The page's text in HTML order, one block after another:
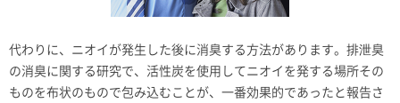
代わりに、ニオイが発生した後に消臭する方法があります。排泄臭
の消臭に関する研究で、活性炭を使用してニオイを発する場所その
ものを布状のもので包み込むことが、一番効果的であったと報告さ